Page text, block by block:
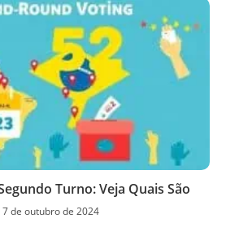
Turno: Veja Quais São
7 de outubro de 2024